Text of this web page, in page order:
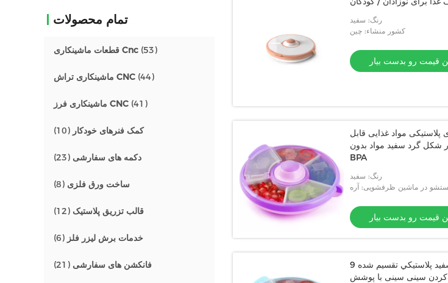
تمام محصولات
قطعات ماشینکاری Cnc (53)
ماشینکاری تراش CNC (44)
ماشینکاری فرز CNC (41)
کمک فنرهای خودکار (10)
دکمه های سفارشی (23)
ساخت ورق فلزی (8)
قالب تزریق پلاستیک (12)
خدمات برش لیزر فلز (6)
فانکشن های سفارشی (21)
رنگ: سفید
کشور منشاء: چین
قیمت رو بدست بیار
مواد غذایی قابل
شکل گرد سفید مواد بدون
BPA
رنگ: سفید
در ماشین ظرفشویی: آره
قیمت رو بدست بیار
9 اينچ سفيد پلاستيکي تقسیم شده
سینی سینی با پوشش